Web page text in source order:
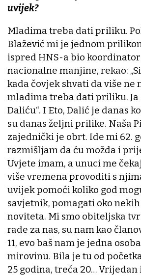
uvijek?
Mladima treba dati priliku.
Blažević mi je jednom
ispred HNS-a bio
nacionalne manjine, rekao:
kada čovjek shvati da više ne
mladima treba dati priliku. Ja
Daliću“. I Eto, Dalić je danas
su danas željni prilike. Naša
zajednički je obrt. Ide mi 62.
razmišljam da ću možda i
Uvjete imam, a unuci me
više vremena provoditi s
uvijek pomoći koliko god
savjetnik, pomagati oko
noviteta. Mi smo obiteljska
rade za nas, su nam kao
11, evo baš nam je jedna
mirovinu. Bila je tu od
25 godina, treća 20…